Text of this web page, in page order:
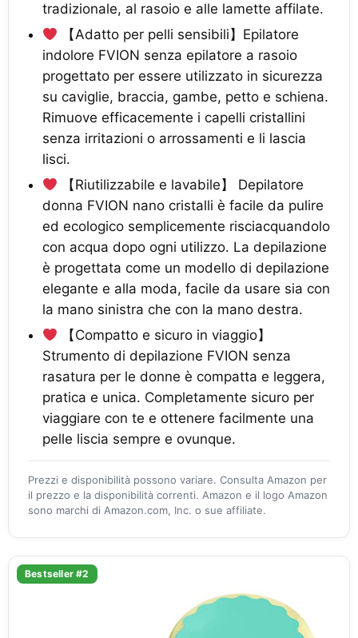
tradizionale, al rasoio e alle lamette affilate.
【Adatto per pelli sensibili】Epilatore
indolore FVION senza epilatore a rasoio
progettato per essere utilizzato in sicurezza
su caviglie, braccia, gambe, petto e schiena.
Rimuove efficacemente i capelli cristallini
senza irritazioni o arrossamenti e li lascia
lisci.
【Riutilizzabile e lavabile】 Depilatore
donna FVION nano cristalli è facile da pulire
ed ecologico semplicemente risciacquandolo
con acqua dopo ogni utilizzo. La depilazione
è progettata come un modello di depilazione
elegante e alla moda, facile da usare sia con
la mano sinistra che con la mano destra.
【Compatto e sicuro in viaggio】
Strumento di depilazione FVION senza
rasatura per le donne è compatta e leggera,
pratica e unica. Completamente sicuro per
viaggiare con te e ottenere facilmente una
pelle liscia sempre e ovunque.
Prezzi e disponibilità possono variare. Consulta Amazon per
il prezzo e la disponibilità correnti. Amazon e il logo Amazon
sono marchi di Amazon.com, Inc. o sue affiliate.
Bestseller #2